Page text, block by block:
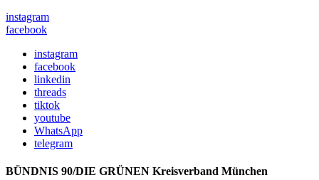
instagram
facebook
instagram
facebook
linkedin
threads
tiktok
youtube
WhatsApp
telegram
BÜNDNIS 90/DIE GRÜNEN Kreisverband München